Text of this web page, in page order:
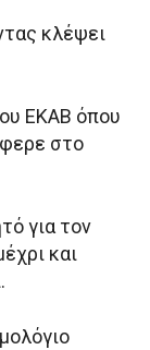
κλέψει
ΕΚΑΒ όπου
στο
για τον
και